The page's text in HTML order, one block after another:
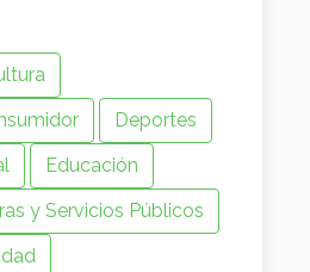
Deportes
Educación
y Servicios Públicos